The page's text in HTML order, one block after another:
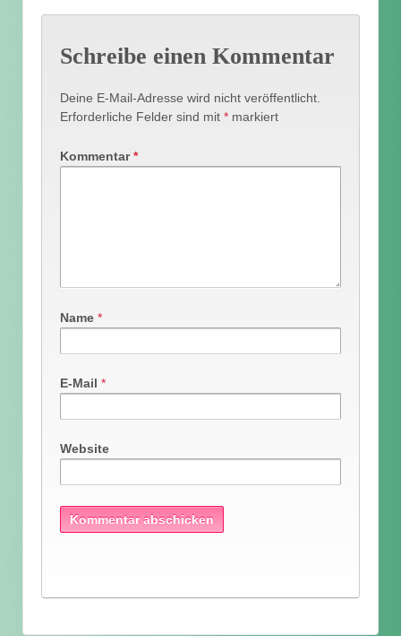
Schreibe einen Kommentar
Deine E-Mail-Adresse wird nicht veröffentlicht.
Erforderliche Felder sind mit * markiert
Kommentar*
Name *
E-Mail *
Website